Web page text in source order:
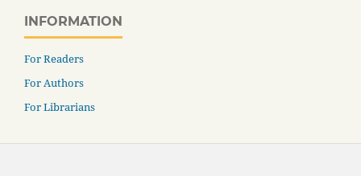
INFORMATION
For Readers
For Authors
For Librarians